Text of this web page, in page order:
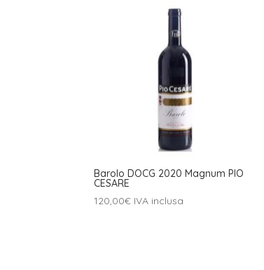
Barolo DOCG 2020 Magnum PIO
CESARE
120,00€ IVA inclusa